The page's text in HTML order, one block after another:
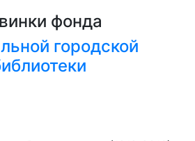
фонда
городской